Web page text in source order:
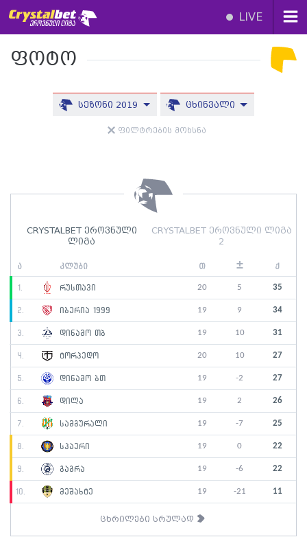
LIVE
CRYSTALBET ეროვნული
ლიგა
CRYSTALBET ეროვნული ლიგა
2
ა კლუბი თ ± ქ
1. რუსთავი 20 5 35
2. იბერია 1999 19 9 34
3. დინამო თბ 19 10 31
4. ტორპედო 20 10 27
5. დინამო ბთ 19 -2 27
6. დილა 19 2 26
7. სამგურალი 19 -7 25
8. სპაერი 19 0 22
9. გაგრა 19 -6 22
10. მეშახტე 19 -21 11
ცხრილები სრულად
ფოტო
სეზონი 2019 ცხინვალი
ფილტრების მოხსნა